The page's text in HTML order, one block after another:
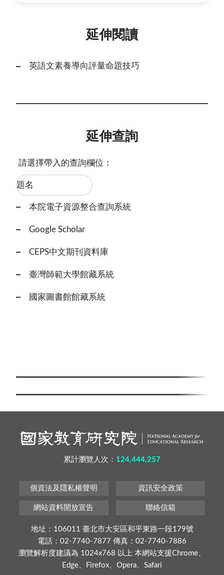
延伸閱讀
英語文素養導向評量命題技巧
延伸查詢
請選擇帶入的查詢欄位：
本院電子資源整合查詢系統
Google Scholar
CEPS中文期刊資料庫
臺灣師範大學館藏系統
國家圖書館館藏系統
累計瀏覽人次： 124,444,257
個資法及隱私權聲明 資訊安全政策
網站資料開放宣告 聯絡信箱
地址：106011 臺北市大安區和平東路一段179號
電話：02-7740-7877 傳真：02-7740-7886
瀏覽解析度建議為 1024x768 以上 本網站支援Chrome、
Edge、Firefox、Opera、Safari